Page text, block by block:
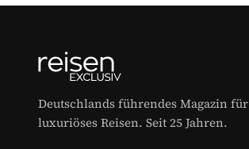
Deutschlands führendes Magazin für
luxuriöses Reisen. Seit 25 Jahren.